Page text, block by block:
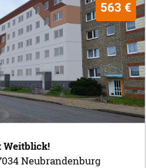
563 €
Neubrandenburg